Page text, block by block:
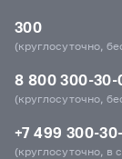
300
(круглосуточно,
8 800 300-30-
(круглосуточно,
+7 499 300-
(круглосуточно, в